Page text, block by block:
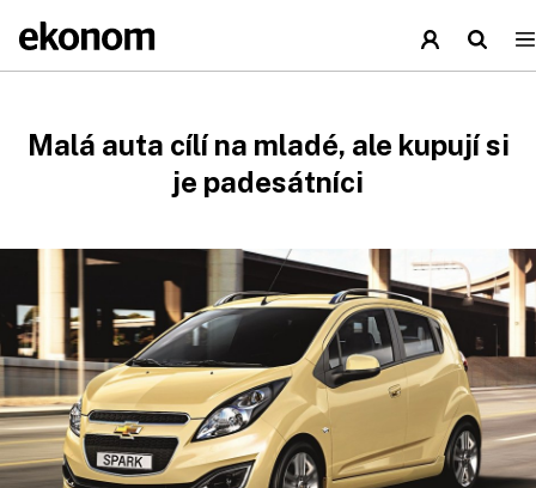
Malá auta cílí na mladé, ale kupují si
je padesátníci